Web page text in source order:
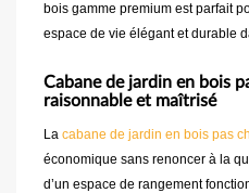
bois gamme premium est parfait
espace de vie élégant et durable
Cabane de jardin en bois
raisonnable et maîtrisé
La cabane de jardin en bois pas
économique sans renoncer à la
d’un espace de rangement